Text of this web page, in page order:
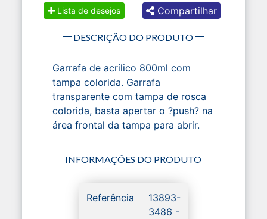
Lista de desejos Compartilhar
DESCRIÇÃO DO PRODUTO
Garrafa de acrílico 800ml com
tampa colorida. Garrafa
transparente com tampa de rosca
colorida, basta apertar o ?push? na
área frontal da tampa para abrir.
INFORMAÇÕES DO PRODUTO
Referência
13893-
3486 -